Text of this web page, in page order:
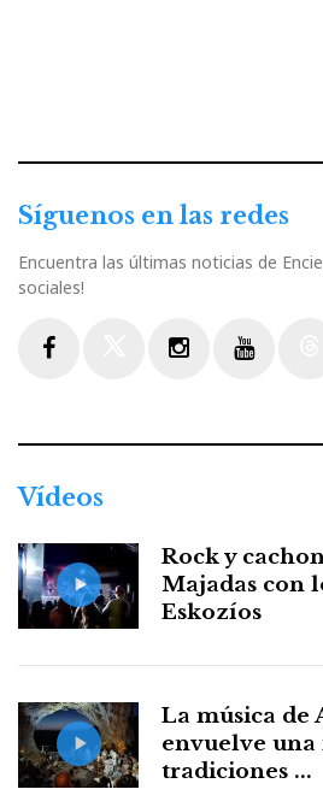
Síguenos en las redes
Encuentra las últimas noticias de
sociales!
Vídeos
Rock y
Majadas con
Eskozíos
La música de
envuelve una
tradiciones ...